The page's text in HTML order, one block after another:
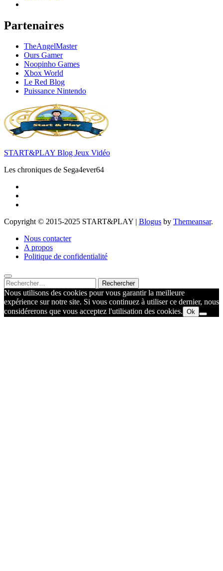
Partenaires
TheAngelMaster
Ours Gamer
Noopinho Games
Xbox World
Le Red Blog
Puissance Nintendo
START&PLAY Blog Jeux Vidéo
Les chroniques de Sega4ever64
Copyright © 2015-2025 START&PLAY | Blogus by Themeansar.
Nous contacter
A propos
Politique de confidentialité
Rechercher :
Nous utilisons des cookies pour vous garantir la meilleure
expérience sur notre site. Si vous continuez à utiliser ce dernier, nous
considérerons que vous acceptez l'utilisation des cookies. Ok